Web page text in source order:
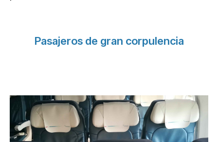
Pasajeros de gran corpulencia